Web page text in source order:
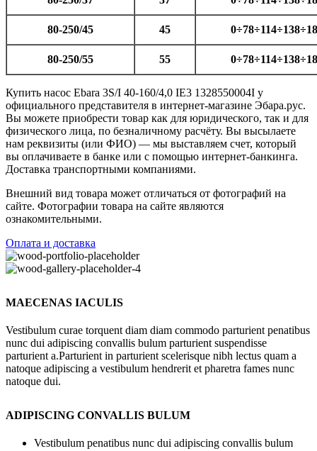
80-250/45 45
80-250/55 55
Купить насос Ebara 3S/I 40-160/4,0 IE3 1328550004I у
официального представителя в интернет-магазине Эбара.рус.
Вы можете приобрести товар как для юридического, так и для
физического лица, по безналичному расчёту. Вы высылаете
нам реквизиты (или ФИО) — мы выставляем счет, который
вы оплачиваете в банке или с помощью интернет-банкинга.
Доставка транспортными компаниями.
Внешний вид товара может отличаться от фотографий на
сайте. Фотографии товара на сайте являются
ознакомительными.
Оплата и доставка
MAECENAS IACULIS
Vestibulum curae torquent diam diam commodo parturient penatibus
nunc dui adipiscing convallis bulum parturient suspendisse
parturient a.Parturient in parturient scelerisque nibh lectus quam a
natoque adipiscing a vestibulum hendrerit et pharetra fames nunc
natoque dui.
ADIPISCING CONVALLIS BULUM
Vestibulum penatibus nunc dui adipiscing convallis bulum